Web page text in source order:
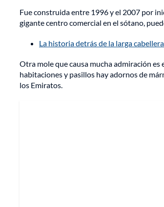
Fue construida entre 1996 y el 2007 por
gigante centro comercial en el sótano,
La historia detrás de la larga
Otra mole que causa mucha admiración es
habitaciones y pasillos hay adornos de
los Emiratos.